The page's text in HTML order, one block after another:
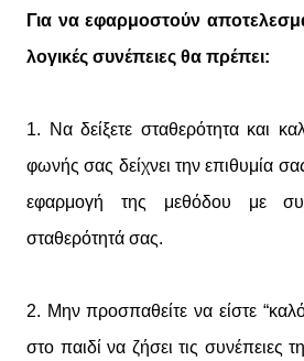
Για να εφαρμοστούν
λογικές συνέπειες θα πρέπει:
1. Να δείξετε σταθερότητα και
φωνής σας δείχνει την επιθυμία
εφαρμογή της μεθόδου με
σταθερότητά σας.
2. Μην προσπαθείτε να είστε
στο παιδί να ζήσει τις συνέπειες